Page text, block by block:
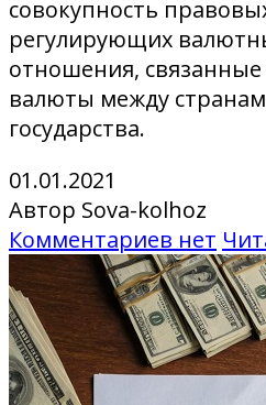
совокупность
регулирующих
отношения,
валюты между
государства.
01.01.2021
Автор Sova-kolhoz
Комментариев нет